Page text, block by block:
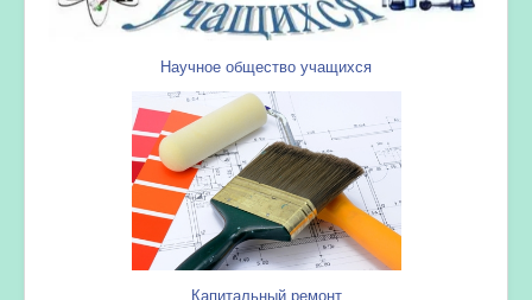
Научное общество учащихся
Капитальный ремонт